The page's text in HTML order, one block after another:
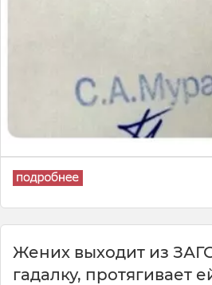
Жених выходит из
гадалку, протягивает